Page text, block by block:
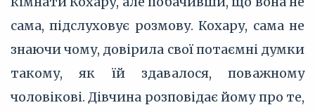
сама, підслуховує розмову. Кохару, сама не
знаючи чому, довірила свої потаємні думки
такому, як їй здавалося, поважному
чоловікові. Дівчина розповідає йому про те,